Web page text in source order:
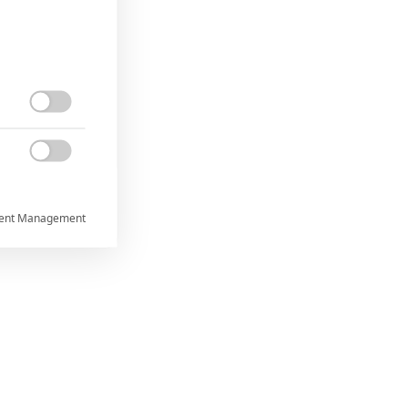

Management